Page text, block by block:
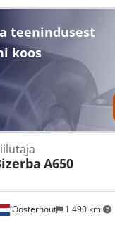
teenindusest
koos
Oosterhout 1 490 km
A650